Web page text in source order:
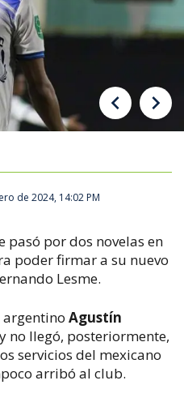
de 2024, 14:02 PM
pasó por dos novelas en
poder firmar a su nuevo
Lesme.
argentino Agustín
y no llegó, posteriormente,
servicios del mexicano
arribó al club.